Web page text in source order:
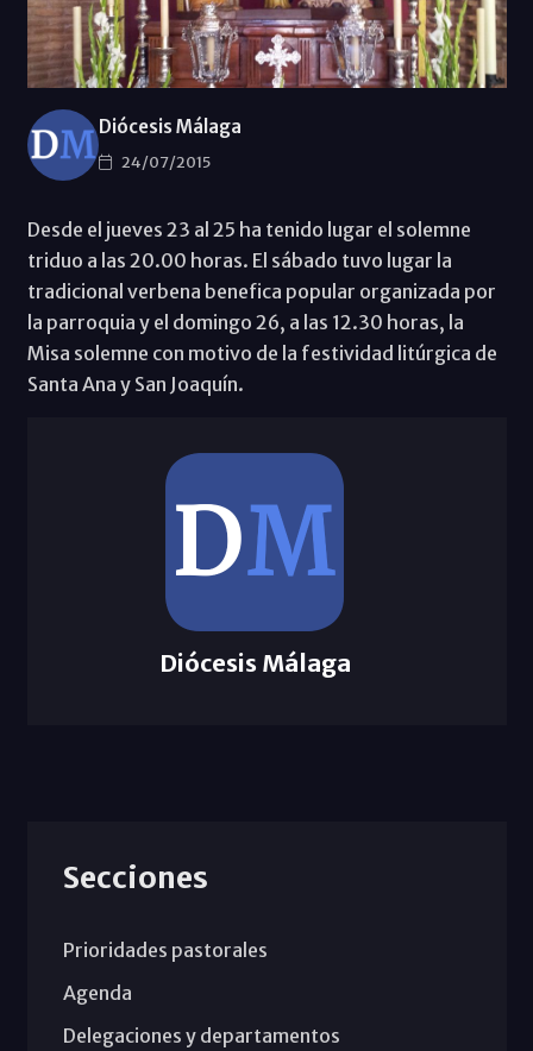
Diócesis Málaga
24/07/2015
Desde el jueves 23 al 25 ha tenido lugar el solemne
triduo a las 20.00 horas. El sábado tuvo lugar la
tradicional verbena benefica popular organizada por
la parroquia y el domingo 26, a las 12.30 horas, la
Misa solemne con motivo de la festividad litúrgica de
Santa Ana y San Joaquín.
Diócesis Málaga
Secciones
Prioridades pastorales
Agenda
Delegaciones y departamentos